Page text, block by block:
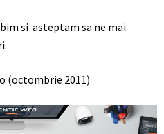
si asteptam sa ne mai
(octombrie 2011)